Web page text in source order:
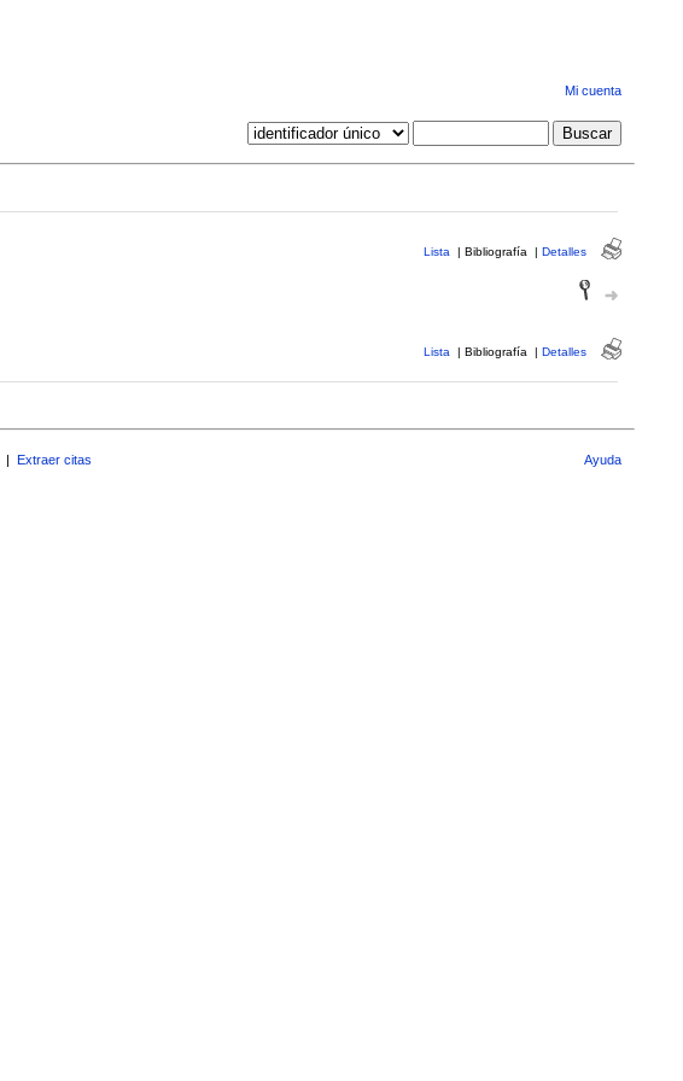
Mi cuenta
Lista | Bibliografía | Detalles
Lista | Bibliografía | Detalles
| Extraer citas Ayuda